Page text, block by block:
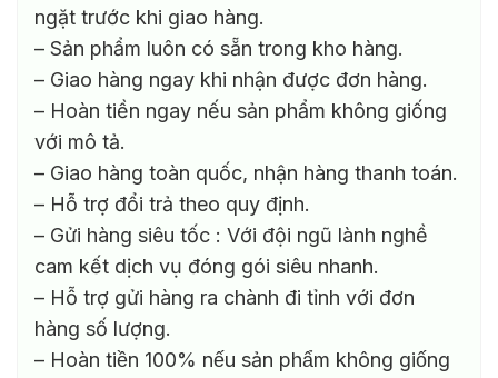
ngặt trước khi giao hàng.
– Sản phẩm luôn có sẵn trong kho hàng.
– Giao hàng ngay khi nhận được đơn hàng.
– Hoàn tiền ngay nếu sản phẩm không giống
với mô tả.
– Giao hàng toàn quốc, nhận hàng thanh toán.
– Hỗ trợ đổi trả theo quy định.
– Gửi hàng siêu tốc : Với đội ngũ lành nghề
cam kết dịch vụ đóng gói siêu nhanh.
– Hỗ trợ gửi hàng ra chành đi tỉnh với đơn
hàng số lượng.
– Hoàn tiền 100% nếu sản phẩm không giống